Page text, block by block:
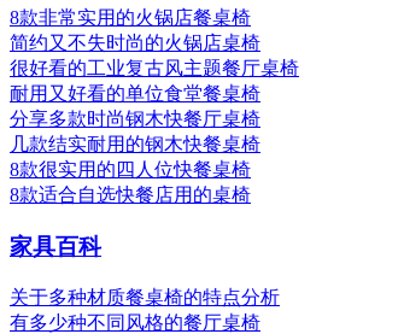
8款非常实用的火锅店餐桌椅
简约又不失时尚的火锅店桌椅
很好看的工业复古风主题餐厅桌椅
耐用又好看的单位食堂餐桌椅
分享多款时尚钢木快餐厅桌椅
几款结实耐用的钢木快餐桌椅
8款很实用的四人位快餐桌椅
8款适合自选快餐店用的桌椅
家具百科
关于多种材质餐桌椅的特点分析
有多少种不同风格的餐厅桌椅